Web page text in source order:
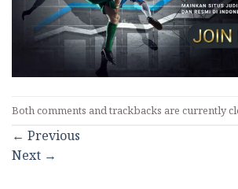
Both comments and trackbacks are currently
← Previous
Next →